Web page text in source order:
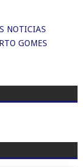
NOTICIAS
GOMES